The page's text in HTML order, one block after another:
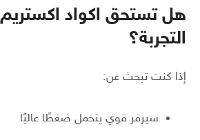
التجربة؟
إذا كنت تبحث عن:
سيرفر قوي يتحمل ضغطًا عاليًا